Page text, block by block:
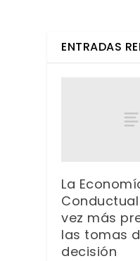
ENTRADAS
La
vez más
las tomas
decisión